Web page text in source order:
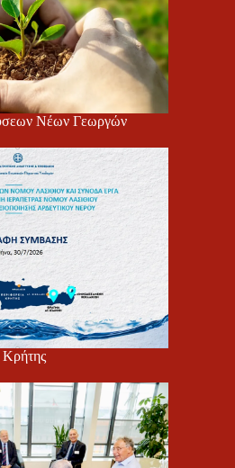
Νέων Γεωργών
Κρήτης